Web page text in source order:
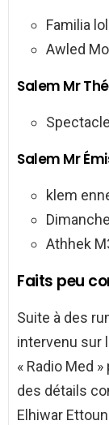
Familia
Awled
Salem Mr
Salem Mr
klem
Athhek
Faits peu
Suite à des
intervenu sur
« Radio Med
des détails
Elhiwar